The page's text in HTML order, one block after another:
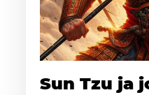
Sun Tzu ja